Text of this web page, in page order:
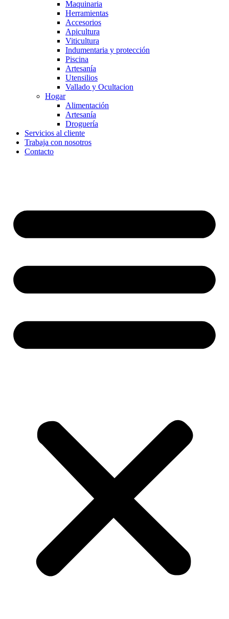
Maquinaria
Herramientas
Accesorios
Apicultura
Viticultura
Indumentaria y protección
Piscina
Artesanía
Utensilios
Vallado y Ocultacion
Hogar
Alimentación
Artesanía
Droguería
Servicios al cliente
Trabaja con nosotros
Contacto